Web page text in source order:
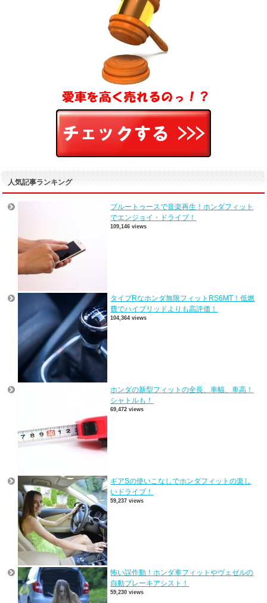
人気記事ランキング
ブルートゥースで音楽再生！ホンダフィット
でエンジョイ・ドライブ！
109,146 views
タイプRなホンダ無限フィットRS6MT！低燃
費でハイブリッドよりも高評価！
104,364 views
ホンダの新型フィットの全長、車幅、車高！
シャトルも！
69,472 views
ギアSの使いこなしでホンダフィットの楽し
いドライブ！
59,237 views
怖い誤作動！ホンダ車フィットやヴェゼルの
自動ブレーキアシスト！
59,230 views